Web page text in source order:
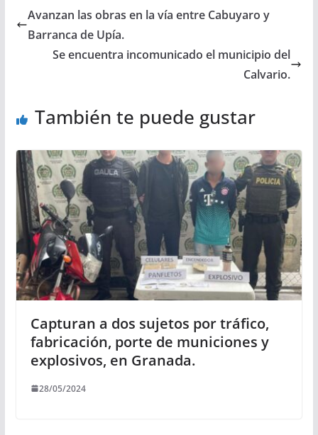
Avanzan las obras en la vía entre Cabuyaro y
Barranca de Upía.
Se encuentra incomunicado el municipio del
Calvario.
También te puede gustar
Capturan a dos sujetos por tráfico,
fabricación, porte de municiones y
explosivos, en Granada.
28/05/2024